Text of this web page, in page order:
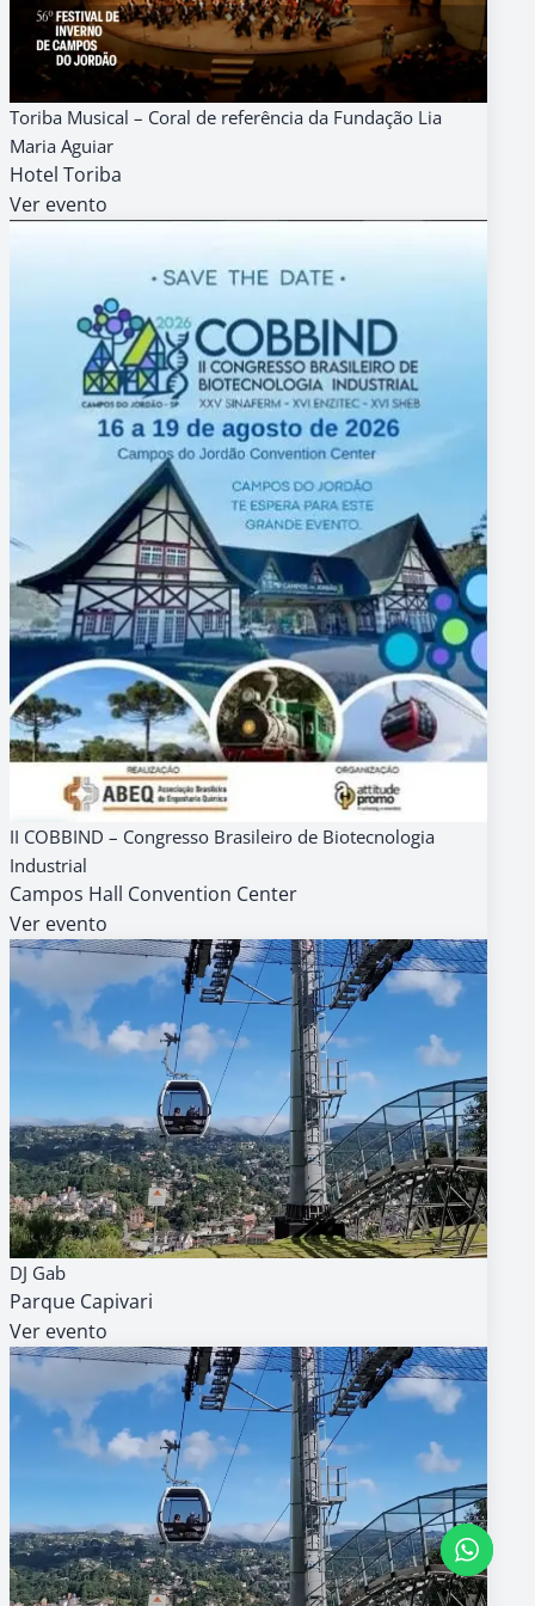
15
16h
AGENDA
GRATUITO
Toriba Musical – Coral de referência da Fundação Lia
Maria Aguiar
Hotel Toriba
Ver evento
16
8h
AGENDA
PAGO
II COBBIND – Congresso Brasileiro de Biotecnologia
Industrial
Campos Hall Convention Center
Ver evento
16
14h
AGENDA
GRATUITO
DJ Gab
Parque Capivari
Ver evento